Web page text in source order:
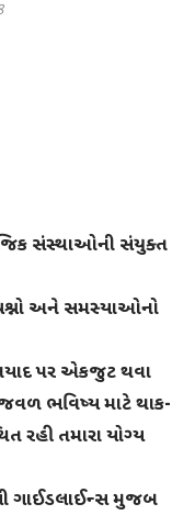
સંસ્થાઓની સંયુક્ત
અને સમસ્યાઓનો
પર એકજુટ થવા
ભવિષ્ય માટે થાક-
રહી તમારા યોગ્ય
ગાઈડલાઈન્સ મુજબ